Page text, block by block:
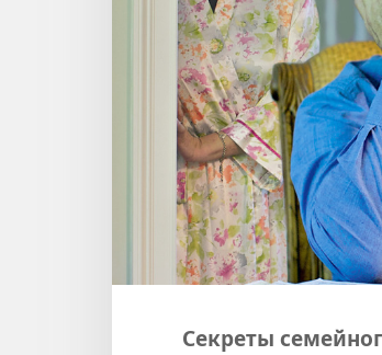
Секреты